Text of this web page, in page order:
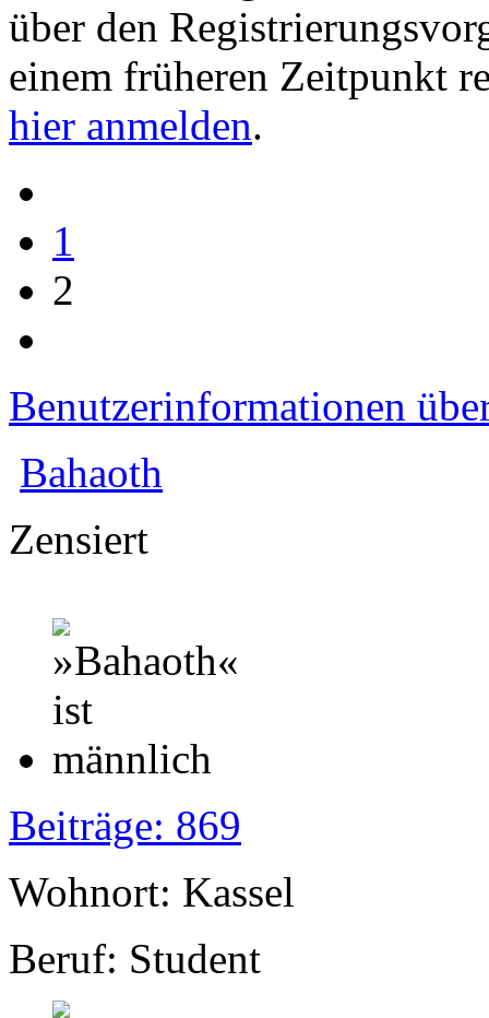
über den
einem früheren Zeitpunkt
hier anmelden.
1
2
Benutzerinformationen
Bahaoth
Zensiert
Beiträge: 869
Wohnort: Kassel
Beruf: Student